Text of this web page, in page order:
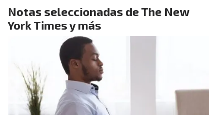
Notas seleccionadas de The New
York Times y más